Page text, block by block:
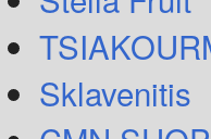
Sklavenitis